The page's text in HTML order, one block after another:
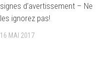
signes d’avertissement – Ne
les ignorez pas!
16 MAI 2017